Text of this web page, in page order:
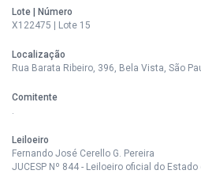
Lote | Número
X122475 | Lote 15
Localização
Rua Barata Ribeiro, 396, Bela Vista, São
Comitente
.
Leiloeiro
Fernando José Cerello G. Pereira
JUCESP Nº 844 - Leiloeiro oficial do Estado